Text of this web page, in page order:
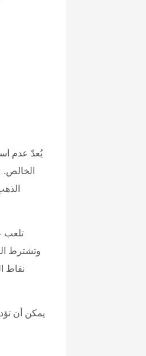
يُعدّ عدم
تلعب
نقاط
يمكن أن